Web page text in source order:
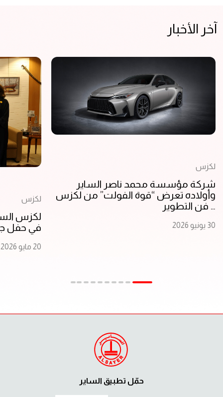
آخر الأخبار
لكزس
شركة مؤسسة محمد ناصر الساير
وأولاده تعرض “قوة الفولت” من لكزس
… فن التطوير
30 يونيو 2026
لكزس
لكزس
في حفل
20 مايو 2026
حمّل تطبيق الساير